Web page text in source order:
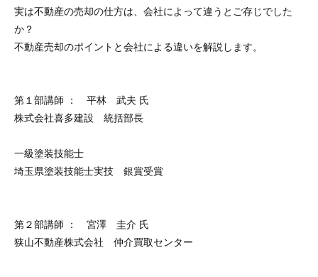
実は不動産の売却の仕方は、会社によって違うとご存じでした
か？
不動産売却のポイントと会社による違いを解説します。
第１部講師 ： 平林 武夫 氏
株式会社喜多建設 統括部長
一級塗装技能士
埼玉県塗装技能士実技 銀賞受賞
第２部講師 ： 宮澤 圭介 氏
狭山不動産株式会社 仲介買取センター